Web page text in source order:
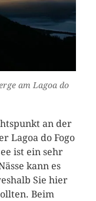
am Lagoa do
an der
Lagoa do Fogo
ist ein sehr
kann es
Sie hier
Beim